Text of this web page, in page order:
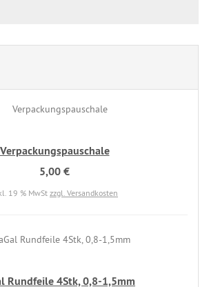
Verpackungspauschale
5,00 €
19 % MwStzzgl. Versandkosten
Rundfeile 4Stk, 0,8-1,5mm